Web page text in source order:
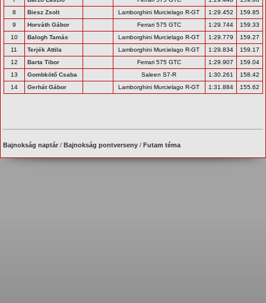
8
Biesz Zsolt Lamborghini Murcielago R-GT 1:29.452
159.85
9
Horváth Gábor Ferrari 575 GTC 1:29.744
159.33
10
Balogh Tamás Lamborghini Murcielago R-GT 1:29.779
159.27
11
Terjék Attila Lamborghini Murcielago R-GT 1:29.834
159.17
12
Barta Tibor Ferrari 575 GTC 1:29.907
159.04
13
Gombkötő Csaba Saleen S7-R 1:30.261
158.42
14
Gerhát Gábor Lamborghini Murcielago R-GT 1:31.884 155.62
Bajnokság naptár /Bajnokság pontverseny /Futam téma